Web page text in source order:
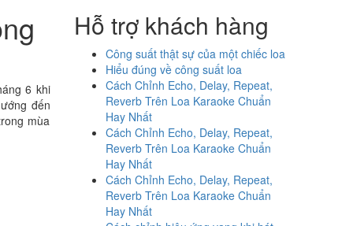
6 khi
đến
mùa
Hỗ trợ khách hàng
Công suất thật sự của một chiếc loa
Hiểu đúng về công suất loa
Cách Chỉnh Echo, Delay, Repeat,
Reverb Trên Loa Karaoke Chuẩn
Hay Nhất
Cách Chỉnh Echo, Delay, Repeat,
Reverb Trên Loa Karaoke Chuẩn
Hay Nhất
Cách Chỉnh Echo, Delay, Repeat,
Reverb Trên Loa Karaoke Chuẩn
Hay Nhất